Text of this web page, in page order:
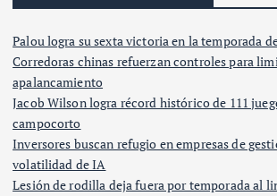
Palou logra su sexta victoria en la temporada
Corredoras chinas refuerzan controles para
apalancamiento
Jacob Wilson logra récord histórico de 111
campocorto
Inversores buscan refugio en empresas de
volatilidad de IA
Lesión de rodilla deja fuera por temporada al